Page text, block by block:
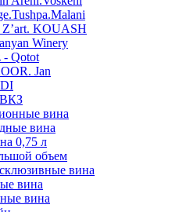
KOUASH
Winery
- Qotot
Jan
вина
вина
0,75 л
объем
вина
вина
вина